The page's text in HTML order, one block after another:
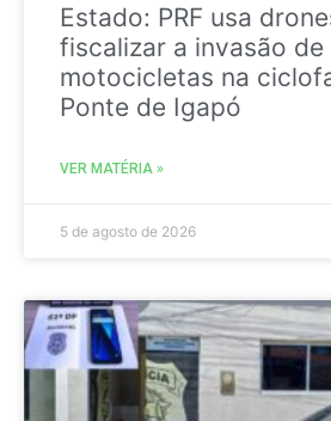
Estado: PRF usa
fiscalizar a invasão de
motocicletas na
Ponte de Igapó
VER MATÉRIA »
5 de agosto de 2026